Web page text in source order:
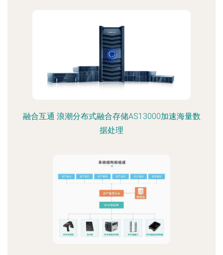
融合互通 浪潮分布式融合存储AS13000加速海量数
据处理